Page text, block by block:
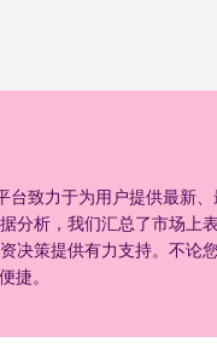
致力于为用户提供最新
分析，我们汇总了市场上
决策提供有力支持。不论
捷。